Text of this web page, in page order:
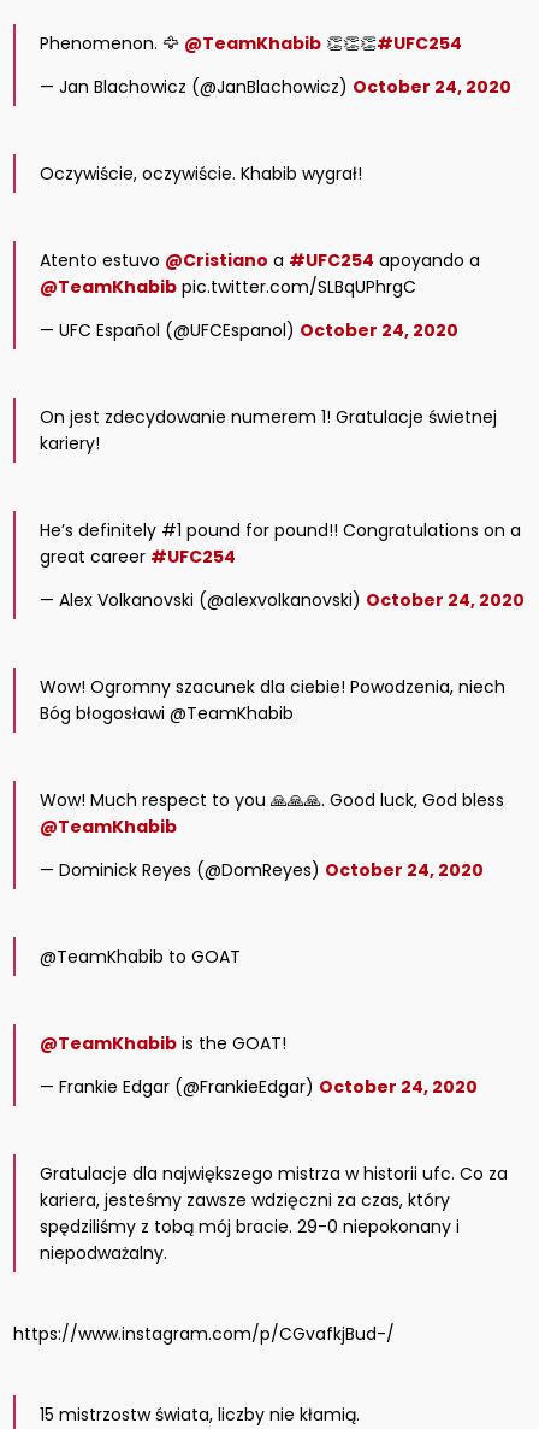
Phenomenon. 🦅 @TeamKhabib 👏👏👏#UFC254
— Jan Blachowicz (@JanBlachowicz) October 24, 2020
Oczywiście, oczywiście. Khabib wygrał!
Atento estuvo @Cristiano a #UFC254 apoyando a
@TeamKhabib pic.twitter.com/SLBqUPhrgC
— UFC Español (@UFCEspanol) October 24, 2020
On jest zdecydowanie numerem 1! Gratulacje świetnej
kariery!
He’s definitely #1 pound for pound!! Congratulations on a
great career #UFC254
— Alex Volkanovski (@alexvolkanovski) October 24, 2020
Wow! Ogromny szacunek dla ciebie! Powodzenia, niech
Bóg błogosławi @TeamKhabib
Wow! Much respect to you 🙏🙏🙏. Good luck, God bless
@TeamKhabib
— Dominick Reyes (@DomReyes) October 24, 2020
@TeamKhabib to GOAT
@TeamKhabib is the GOAT!
— Frankie Edgar (@FrankieEdgar) October 24, 2020
Gratulacje dla największego mistrza w historii ufc. Co za
kariera, jesteśmy zawsze wdzięczni za czas, który
spędziliśmy z tobą mój bracie. 29-0 niepokonany i
niepodważalny.
https://www.instagram.com/p/CGvafkjBud-/
15 mistrzostw świata, liczby nie kłamią.